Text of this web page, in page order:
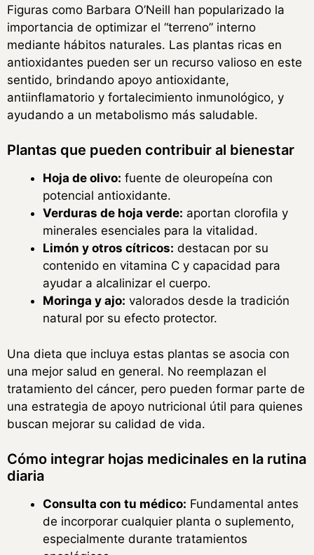
Figuras como Barbara O’Neill han popularizado la
importancia de optimizar el “terreno” interno
mediante hábitos naturales. Las plantas ricas en
antioxidantes pueden ser un recurso valioso en este
sentido, brindando apoyo antioxidante,
antiinflamatorio y fortalecimiento inmunológico, y
ayudando a un metabolismo más saludable.
Plantas que pueden contribuir al bienestar
Hoja de olivo: fuente de oleuropeína con
potencial antioxidante.
Verduras de hoja verde: aportan clorofila y
minerales esenciales para la vitalidad.
Limón y otros cítricos: destacan por su
contenido en vitamina C y capacidad para
ayudar a alcalinizar el cuerpo.
Moringa y ajo: valorados desde la tradición
natural por su efecto protector.
Una dieta que incluya estas plantas se asocia con
una mejor salud en general. No reemplazan el
tratamiento del cáncer, pero pueden formar parte de
una estrategia de apoyo nutricional útil para quienes
buscan mejorar su calidad de vida.
Cómo integrar hojas medicinales en la rutina
diaria
Consulta con tu médico: Fundamental antes
de incorporar cualquier planta o suplemento,
especialmente durante tratamientos